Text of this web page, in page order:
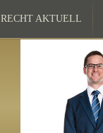
RECHT AKTUELL